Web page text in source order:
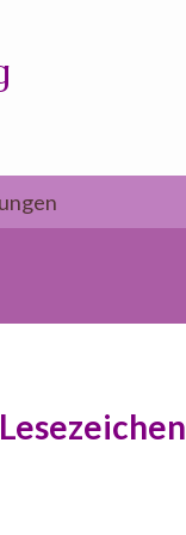
Lesezeichen